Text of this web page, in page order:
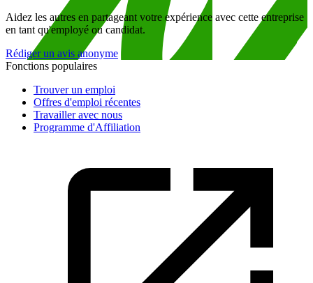
Aidez les autres en partageant votre expérience avec cette entreprise
en tant qu'employé ou candidat.
Rédiger un avis anonyme
Fonctions populaires
Trouver un emploi
Offres d'emploi récentes
Travailler avec nous
Programme d'Affiliation